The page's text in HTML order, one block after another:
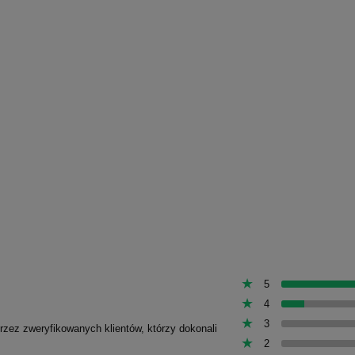
zweryfikowanych klientów, którzy dokonali
5
4
3
2